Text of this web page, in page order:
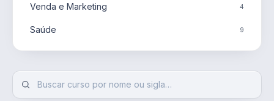
Venda e Marketing 4
Saúde 9